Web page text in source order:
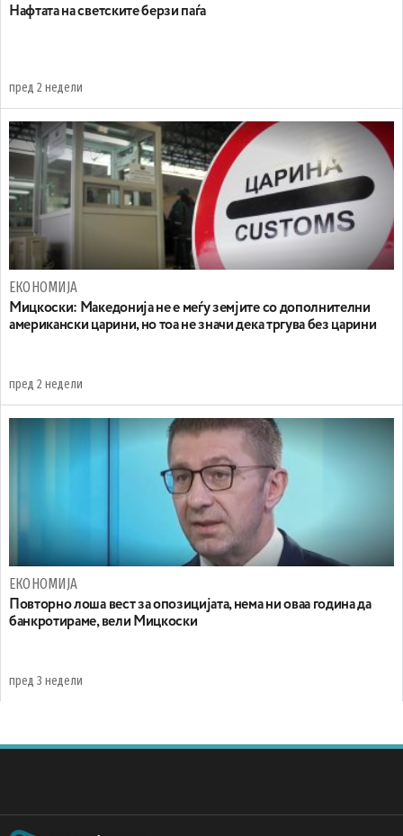
Нафтата на светските берзи паѓа
пред 2 недели
ЕКОНОМИЈА
Мицкоски: Македонија не е меѓу земјите со дополнителни
американски царини, но тоа не значи дека тргува без царини
пред 2 недели
ЕКОНОМИЈА
Повторно лоша вест за опозицијата, нема ни оваа година да
банкротираме, вели Мицкоски
пред 3 недели